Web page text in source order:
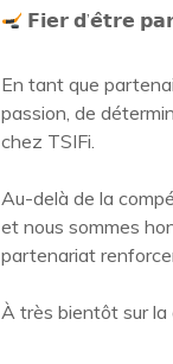
𝗙𝗶𝗲𝗿 𝗱’𝗲̂𝘁𝗿𝗲
En tant que
passion, de
chez TSIFi.
Au-delà de la
et nous sommes
partenariat
À très bientôt sur la